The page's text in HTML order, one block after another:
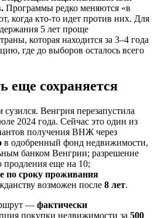
Программы редко меняются «в
когда кто‑то идет против них. Для
5 лет проще
которая находится за 3–4 года
где до выборов осталось всего
еще сохраняется
Венгрия перезапустила
2024 года. Сейчас это один из
получения ВНЖ через
в одобренный фонд недвижимости,
банком Венгрии; разрешение
продления еще на 10;
по сроку проживания
возможен после 8 лет.
— фактически
покупки недвижимости за 500